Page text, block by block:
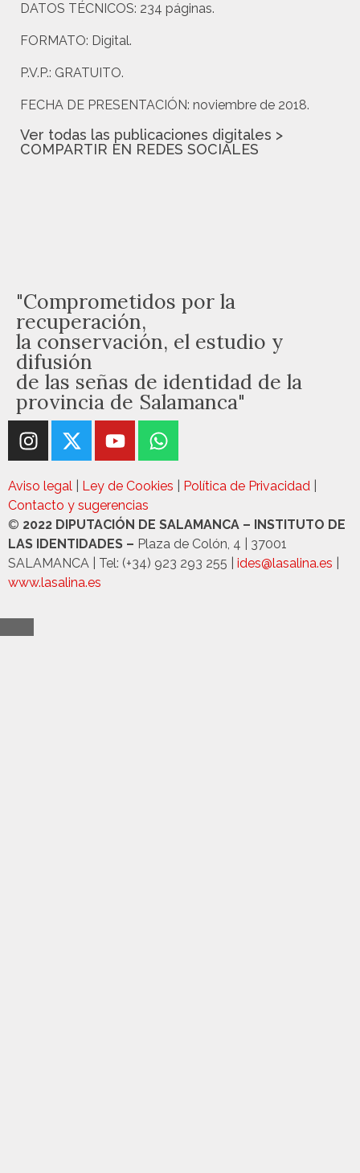
DATOS TÉCNICOS: 234 páginas.
FORMATO: Digital.
P.V.P.: GRATUITO.
FECHA DE PRESENTACIÓN: noviembre de 2018.
Ver todas las publicaciones digitales >
COMPARTIR EN REDES SOCIALES
"Comprometidos por la
recuperación,
la conservación, el estudio y
difusión
de las señas de identidad de la
provincia de Salamanca"
Aviso legal Ley de Cookies Política de Privacidad
Contacto y sugerencias
© 2022 DIPUTACIÓN DE SALAMANCA – INSTITUTO DE
LAS IDENTIDADES – Plaza de Colón, 4 | 37001
SALAMANCA | Tel: (+34) 923 293 255 | ides@lasalina.es
www.lasalina.es